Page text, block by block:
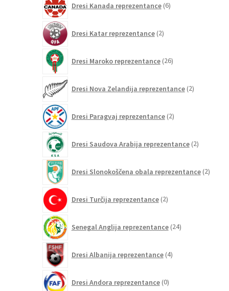
Dresi Kanada reprezentance 6izdelkov
Dresi Katar reprezentance 2izdelka
Dresi Maroko reprezentance 26izdelkov
Dresi Nova Zelandija reprezentance 2izdelka
Dresi Paragvaj reprezentance 2izdelka
Dresi Saudova Arabija reprezentance 2izdelka
Dresi Slonokoščena obala reprezentance 2izdelka
Dresi Turčija reprezentance 2izdelka
Senegal Anglija reprezentance 24izdelkov
Dresi Albanija reprezentance 4izdelki
Dresi Andora reprezentance 0izdelkov